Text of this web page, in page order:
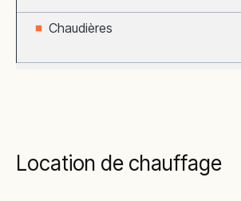
Chaudières
Location de chauffage